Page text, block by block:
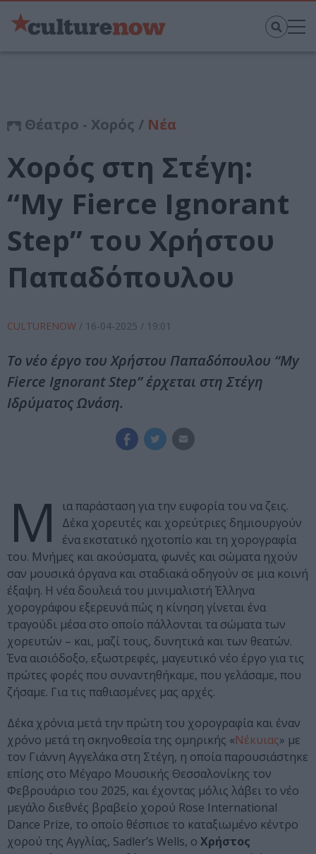
Θέατρο - Χορός / Νέα
Χορός στη Στέγη:
“My Fierce Ignorant
Step” του Χρήστου
Παπαδόπουλου
CULTURENOW / 16-04-2025 / 19:01
Το νέο έργο του Χρήστου Παπαδόπουλου “My
Fierce Ignorant Step” έρχεται στη Στέγη
Ιδρύματος Ωνάση.
Μ
ια παράσταση για την ευφορία του να ζεις.
Δέκα χορευτές και χορεύτριες δημιουργούν
ένα εκστατικό ηχοτοπίο και τη χορογραφία
του. Μνήμες και ακούσματα, φωνές και σώματα ηχούν
σαν μουσικά όργανα και σταδιακά οδηγούν σε μια κοινή
έξαψη. Η νέα δουλειά του μινιμαλιστή Έλληνα
χορογράφου εξερευνά πώς η κίνηση γίνεται ένα
τραγούδι μέσα στο οποίο πάλλονται τα σώματα των
χορευτών – και, μαζί τους, δυνητικά και των θεατών.
Ένα αισιόδοξο, εξωστρεφές, μαγευτικό νέο έργο για τις
πρώτες φορές που συναντηθήκαμε, που γελάσαμε, που
ζήσαμε. Για τις παθιασμένες μας αρχές.
Δέκα χρόνια μετά την πρώτη του χορογραφία και έναν
χρόνο μετά τη σκηνοθεσία της ομηρικής «Νέκυιας» με
τον Γιάννη Αγγελάκα στη Στέγη, η οποία παρουσιάστηκε
επίσης στο Μέγαρο Μουσικής Θεσσαλονίκης τον
Φεβρουάριο του 2025, και έχοντας μόλις λάβει το νέο
μεγάλο διεθνές βραβείο χορού Rose International
Dance Prize, το οποίο θέσπισε το καταξιωμένο κέντρο
χορού της Αγγλίας, Sadler’s Wells, ο Χρήστος